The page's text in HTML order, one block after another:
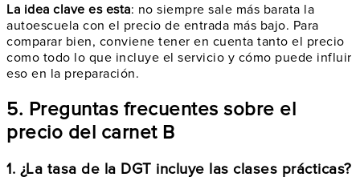
La idea clave es esta: no siempre sale más barata la
autoescuela con el precio de entrada más bajo. Para
comparar bien, conviene tener en cuenta tanto el precio
como todo lo que incluye el servicio y cómo puede influir
eso en la preparación.
5. Preguntas frecuentes sobre el
precio del carnet B
1. ¿La tasa de la DGT incluye las clases prácticas?